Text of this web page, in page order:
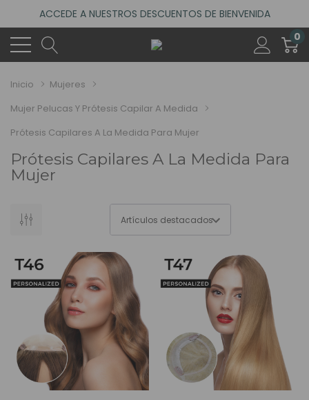
ACCEDE A NUESTROS DESCUENTOS DE BIENVENIDA
4.6
VISITA NUESTRO NUEVO SALÓN EN MADRID
0
Inicio
Mujeres
Mujer Pelucas Y Prótesis Capilar A Medida
Prótesis Capilares A La Medida Para Mujer
Prótesis Capilares A La Medida Para
Mujer